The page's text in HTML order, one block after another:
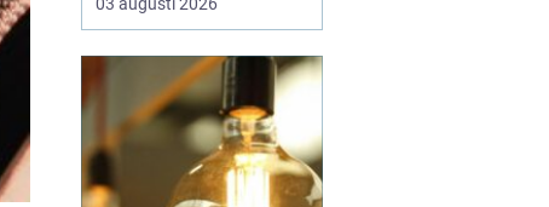
att tiden kan få stanna
tapas blivit ett naturligt
inslag i kvarterslivet, där
barer och restauranger
blandas med små
butiker och bost...